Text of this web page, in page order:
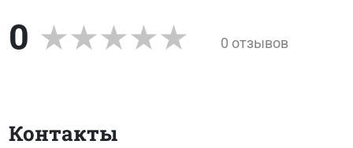
0 0 отзывов
Контакты